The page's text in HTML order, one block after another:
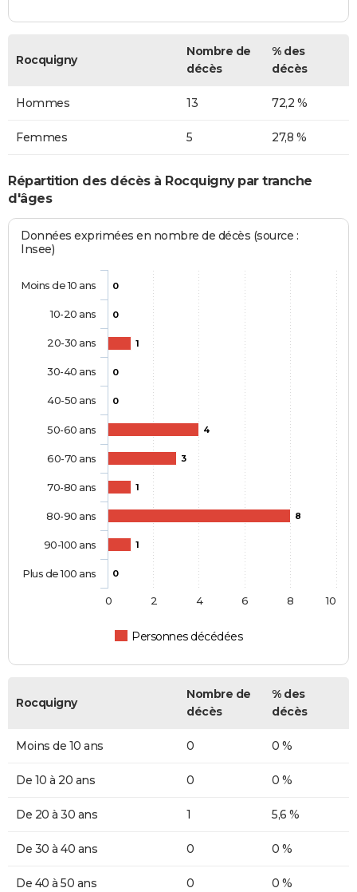
Rocquigny
Nombre de
décès
% des
décès
Hommes 13 72,2 %
Femmes 5 27,8 %
Répartition des décès à Rocquigny par tranche
d'âges
Données exprimées en nombre de décès (source :
Insee)
0
0
1
0
0
4
3
1
8
1
0
Personnes décédées
Moins de 10 ans
10-20 ans
20-30 ans
30-40 ans
40-50 ans
50-60 ans
60-70 ans
70-80 ans
80-90 ans
90-100 ans
Plus de 100 ans
0 2 4 6 8 10
Rocquigny
Nombre de
décès
% des
décès
Moins de 10 ans 0 0 %
De 10 à 20 ans 0 0 %
De 20 à 30 ans 1 5,6 %
De 30 à 40 ans 0 0 %
De 40 à 50 ans 0 0 %